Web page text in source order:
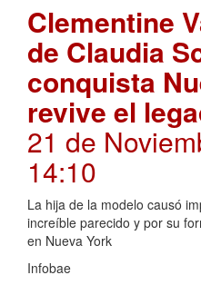
Clementine
de Claudia
conquista
revive el
21 de
14:10
La hija de la modelo causó
increíble parecido y por su
en Nueva York
Infobae